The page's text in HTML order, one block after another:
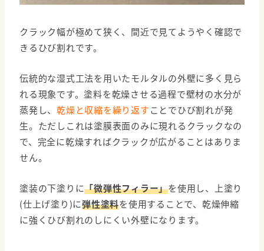
クラック幅が極めて狭く、間近で見てようやく確認で
きるひび割れです。
伝統的な湿式工法を用いたモルタルの外壁に多く見ら
れる現象です。塗料を乾燥させる過程で壁材の水分が
蒸発し、 乾燥と収縮を繰り返すことでひび割れが発
生。ただしこれは塗膜表面のみに現れるクラックなの
で、完全に乾燥すればクラックが広がることはありま
せん。
塗装の下塗りに「微弾性フィラー」を使用し、上塗り
(仕上げ塗り)に弾性塗料を使用することで、乾燥伸縮
に強くひび割れのしにくい外壁になります。